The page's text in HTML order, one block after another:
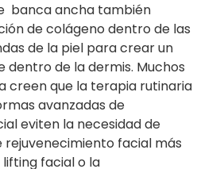
banca ancha también
de colágeno dentro de las
de la piel para crear un
de la dermis. Muchos
creen que la terapia rutinaria
avanzadas de
eviten la necesidad de
facial más
facial o la